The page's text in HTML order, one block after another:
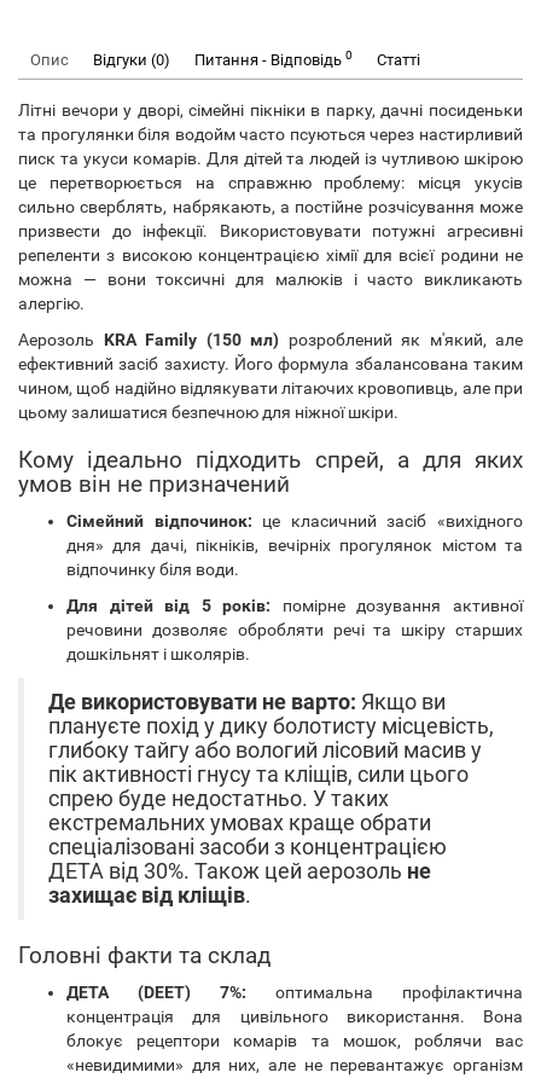
Опис Відгуки (0) Питання - Відповідь 0 Статті
Літні вечори у дворі, сімейні пікніки в парку, дачні посиденьки
та прогулянки біля водойм часто псуються через настирливий
писк та укуси комарів. Для дітей та людей із чутливою шкірою
це перетворюється на справжню проблему: місця укусів
сильно сверблять, набрякають, а постійне розчісування може
призвести до інфекції. Використовувати потужні агресивні
репеленти з високою концентрацією хімії для всієї родини не
можна — вони токсичні для малюків і часто викликають
алергію.
Аерозоль KRA Family (150 мл) розроблений як м'який, але
ефективний засіб захисту. Його формула збалансована таким
чином, щоб надійно відлякувати літаючих кровопивць, але при
цьому залишатися безпечною для ніжної шкіри.
Кому ідеально підходить спрей, а для яких
умов він не призначений
Сімейний відпочинок: це класичний засіб «вихідного
дня» для дачі, пікніків, вечірніх прогулянок містом та
відпочинку біля води.
Для дітей від 5 років: помірне дозування активної
речовини дозволяє обробляти речі та шкіру старших
дошкільнят і школярів.
Де використовувати не варто: Якщо ви
плануєте похід у дику болотисту місцевість,
глибоку тайгу або вологий лісовий масив у
пік активності гнусу та кліщів, сили цього
спрею буде недостатньо. У таких
екстремальних умовах краще обрати
спеціалізовані засоби з концентрацією
ДЕТА від 30%. Також цей аерозоль не
захищає від кліщів.
Головні факти та склад
ДЕТА (DEET) 7%: оптимальна профілактична
концентрація для цивільного використання. Вона
блокує рецептори комарів та мошок, роблячи вас
«невидимими» для них, але не перевантажує організм